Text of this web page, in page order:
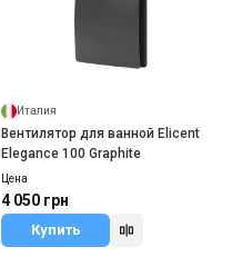
Италия
Вентилятор для ванной Elicent
Elegance 100 Graphite
Цена
4 050 грн
Купить